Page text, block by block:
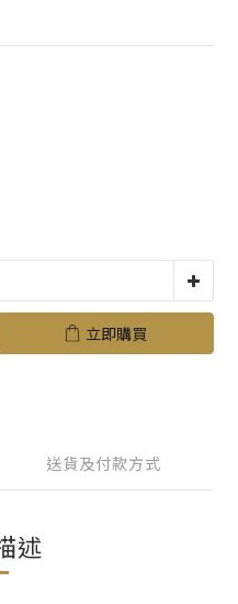
立即購買
送貨及付款方式
述